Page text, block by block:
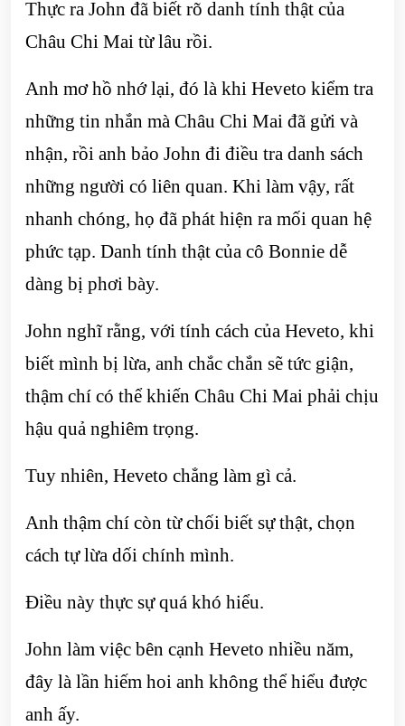
Thực ra John đã biết rõ danh tính thật của
Châu Chi Mai từ lâu rồi.
Anh mơ hồ nhớ lại, đó là khi Heveto kiểm tra
những tin nhắn mà Châu Chi Mai đã gửi và
nhận, rồi anh bảo John đi điều tra danh sách
những người có liên quan. Khi làm vậy, rất
nhanh chóng, họ đã phát hiện ra mối quan hệ
phức tạp. Danh tính thật của cô Bonnie dễ
dàng bị phơi bày.
John nghĩ rằng, với tính cách của Heveto, khi
biết mình bị lừa, anh chắc chắn sẽ tức giận,
thậm chí có thể khiến Châu Chi Mai phải chịu
hậu quả nghiêm trọng.
Tuy nhiên, Heveto chẳng làm gì cả.
Anh thậm chí còn từ chối biết sự thật, chọn
cách tự lừa dối chính mình.
Điều này thực sự quá khó hiểu.
John làm việc bên cạnh Heveto nhiều năm,
đây là lần hiếm hoi anh không thể hiểu được
anh ấy.